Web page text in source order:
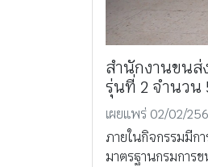
สำนักงานขน
รุ่นที่ 2 จำนวน
เผยแพร่ 02/02/
ภายในกิจกรรมมีก
มาตรฐานกรมการ